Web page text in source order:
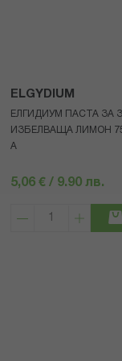
ELGYDIUM
ЕЛГИДИУМ ПАСТА ЗА
ИЗБЕЛВАЩА ЛИМОН
A
5,06 € / 9.90 лв.